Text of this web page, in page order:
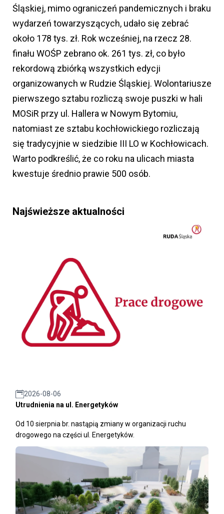
Śląskiej, mimo ograniczeń pandemicznych i braku
wydarzeń towarzyszących, udało się zebrać
około 178 tys. zł. Rok wcześniej, na rzecz 28.
finału WOŚP zebrano ok. 261 tys. zł, co było
rekordową zbiórką wszystkich edycji
organizowanych w Rudzie Śląskiej. Wolontariusze
pierwszego sztabu rozliczą swoje puszki w hali
MOSiR przy ul. Hallera w Nowym Bytomiu,
natomiast ze sztabu kochłowickiego rozliczają
się tradycyjnie w siedzibie III LO w Kochłowicach.
Warto podkreślić, że co roku na ulicach miasta
kwestuje średnio prawie 500 osób.
Najświeższe aktualności
2026-08-06
Utrudnienia na ul. Energetyków
Od 10 sierpnia br. nastąpią zmiany w organizacji ruchu
drogowego na części ul. Energetyków.